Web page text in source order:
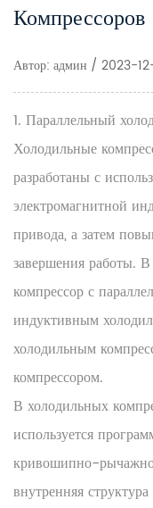
Компрессоров
Автор: админ / 2023-
1. Параллельный
Холодильные
разработаны с
электромагнитной
привода, а затем
завершения работы.
компрессор с
индуктивным
холодильным
компрессором.
В холодильных
используется
кривошипно-
внутренняя